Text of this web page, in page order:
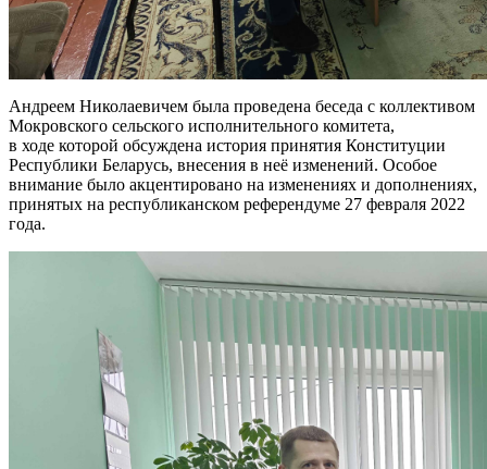
Андреем Николаевичем была проведена беседа с коллективом
Мокровского сельского исполнительного комитета,
в ходе которой обсуждена история принятия Конституции
Республики Беларусь, внесения в неё изменений. Особое
внимание было акцентировано на изменениях и дополнениях,
принятых на республиканском референдуме 27 февраля 2022
года.